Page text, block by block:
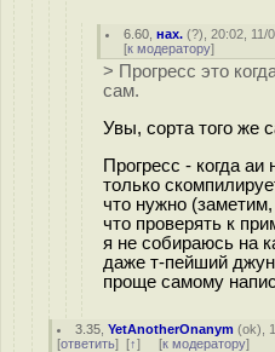
6.60 ,нах. (?), 20:02, 11/
[к модератору]
> Прогресс это
сам.
Увы, сорта того же
Прогресс - когда аи
только
что нужно
что проверять к
я не собираюсь на
даже т-пейший джун
проще самому
3.35 ,YetAnotherOnanym (ok),
[ответить] [↑] [к модератору]